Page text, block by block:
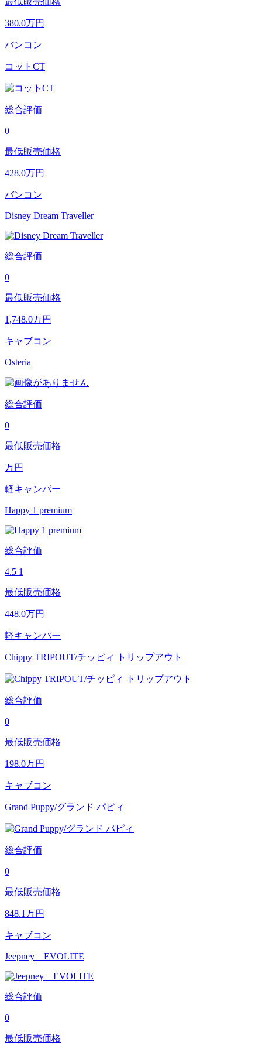
380.0万円
バンコン
コットCT
総合評価
0
最低販売価格
428.0万円
バンコン
Disney Dream Traveller
総合評価
0
最低販売価格
1,748.0万円
キャブコン
Osteria
総合評価
0
最低販売価格
万円
軽キャンパー
Happy 1 premium
総合評価
4.5 1
最低販売価格
448.0万円
軽キャンパー
Chippy TRIPOUT/チッピィ トリップアウト
総合評価
0
最低販売価格
198.0万円
キャブコン
Grand Puppy/グランド パピィ
総合評価
0
最低販売価格
848.1万円
キャブコン
Jeepney EVOLITE
総合評価
0
最低販売価格